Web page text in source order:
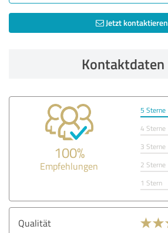
Jetzt kontaktieren
Kontaktdaten
100%
Empfehlungen
5 Sterne
4 Sterne
3 Sterne
2 Sterne
1 Stern
Qualität